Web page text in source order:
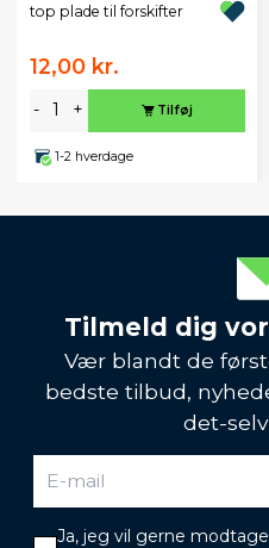
top plade til forskifter
12,00 kr.
- + Tilføj
1-2 hverdage
Tilmeld dig
Vær blandt de
bedste tilbud,
det-
Ja, jeg vil gerne